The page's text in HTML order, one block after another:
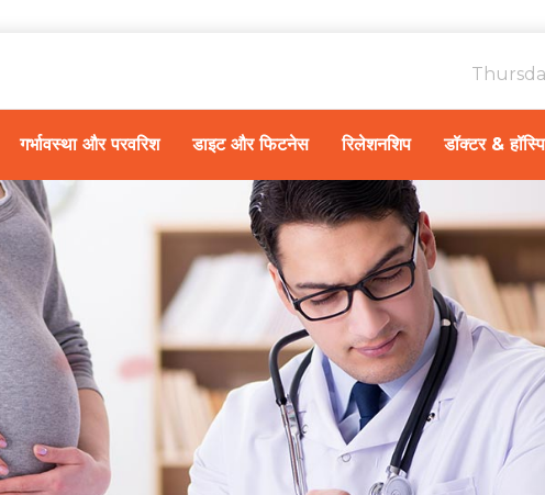
गर्भावस्था और परवरिश डाइट और फिटनेस रिलेशनशिप डॉक्टर &